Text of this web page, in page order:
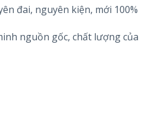
đai, nguyên kiện, mới 100%
nguồn gốc, chất lượng của